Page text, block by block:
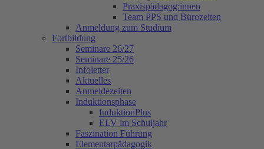
Praxispädagog:innen
Team PPS und Bürozeiten
Anmeldung zum Studium
Fortbildung
Seminare 26/27
Seminare 25/26
Infoletter
Aktuelles
Anmeldezeiten
Induktionsphase
InduktionPlus
ELV im Schuljahr
Faszination Führung
Elementarpädagogik